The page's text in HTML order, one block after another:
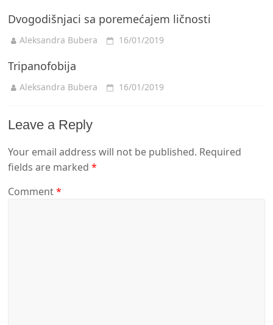
Dvogodišnjaci sa poremećajem ličnosti
Aleksandra Bubera 16/01/2019
Tripanofobija
Aleksandra Bubera 16/01/2019
Leave a Reply
Your email address will not be published. Required
fields are marked*
Comment*